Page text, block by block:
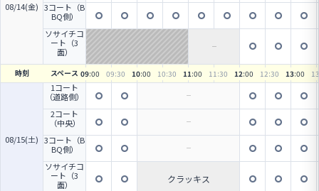
08/14(金) 3コート（B
BQ側）
ソサイチコ
ート（3
面）
時刻 スペース 09:00 09:30 10:00 10:30 11:00 11 :30 12:00 12:30 13:00 13
08/15(土)
1コート
（道路側）
2コート
（中央）
3コート（B
BQ側）
ソサイチコ
ート（3
面）
クラッキス